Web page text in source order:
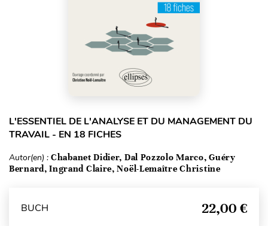
L'ESSENTIEL DE L'ANALYSE ET DU MANAGEMENT DU
TRAVAIL - EN 18 FICHES
Autor(en) : Chabanet Didier, Dal Pozzolo Marco, Guéry
Bernard, Ingrand Claire, Noël-Lemaître Christine
BUCH 22,00 €